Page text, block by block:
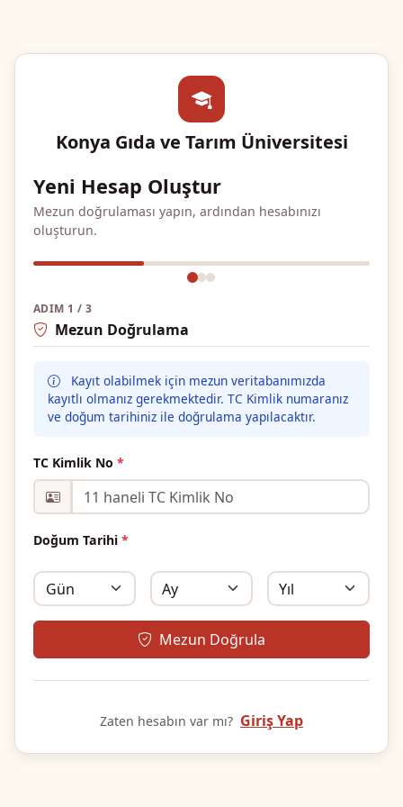
Konya Gıda ve Tarım Üniversitesi
Yeni Hesap Oluştur
Mezun doğrulaması yapın, ardından hesabınızı
oluşturun.
ADIM 1 / 3
Mezun Doğrulama
Kayıt olabilmek için mezun veritabanımızda
kayıtlı olmanız gerekmektedir. TC Kimlik numaranız
ve doğum tarihiniz ile doğrulama yapılacaktır.
TC Kimlik No *
Doğum Tarihi *
Mezun Doğrula
Zaten hesabın var mı? Giriş Yap